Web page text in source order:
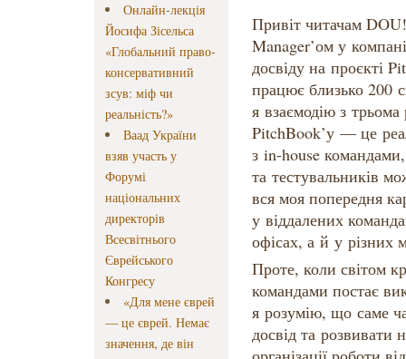
Онлайн-лекція
Йосифа Зісельса
«Глобальний право-
консервативний
зсув: міф чи
реальність?»
Ваад України
взяв участь у
Форумі
національних
директорів
Всесвітнього
Єврейського
Конгресу
«Для мене єврей
— це єврей. Немає
значення, де він
Привіт читачам
Manager’ом у
досвіду на проєкті
працює близько 200
я взаємодію з
PitchBook’у — це
з in-house
та тестувальників
вся моя попередня
у віддалених
офісах, а й у різних
Проте, коли світом
командами постає
я розумію, що саме
досвід та розвивати